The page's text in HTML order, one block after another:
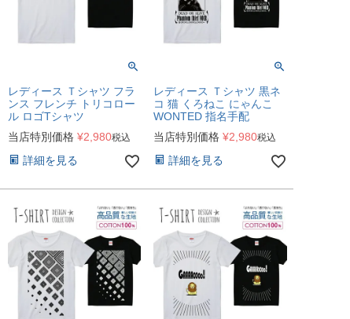
レディース Ｔシャツ フラ
ンス フレンチ トリコロー
ル ロゴTシャツ
当店特別価格 ¥2,980税込
詳細を見る
レディース Ｔシャツ 黒ネ
コ 猫 くろねこ にゃんこ
WONTED 指名手配
当店特別価格 ¥2,980税込
詳細を見る